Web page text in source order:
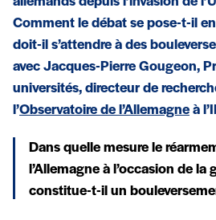
Comment le débat se pose-t-il
doit-il s’attendre à des
avec Jacques-Pierre Gougeon,
universités, directeur de
l’Observatoire de l’Allemagne à
Dans quelle mesure le
l’Allemagne à l’occasion de la
constitue-t-il un